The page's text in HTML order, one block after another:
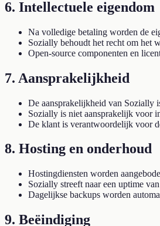
6. Intellectuele eigendom
Na volledige betaling worden de
Sozially behoudt het recht om het
Open-source componenten en
7. Aansprakelijkheid
De aansprakelijkheid van Sozially
Sozially is niet aansprakelijk voor
De klant is verantwoordelijk voor
8. Hosting en onderhoud
Hostingdiensten worden
Sozially streeft naar een uptime
Dagelijkse backups worden
9. Beëindiging